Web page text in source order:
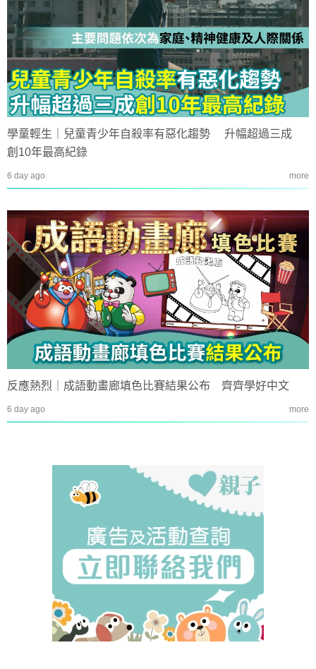
學童輕生｜兒童青少年自殺率有惡化趨勢 升幅超過三成
創10年最高紀錄
6 day ago more
反應熱烈｜成語動畫廊填色比賽結果公布 齊齊學好中文
6 day ago more